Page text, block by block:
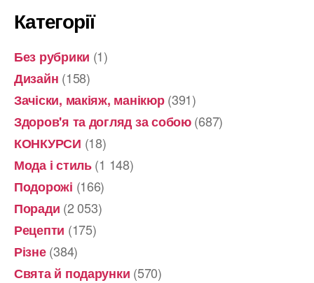
Категорії
Без рубрики (1)
Дизайн (158)
Зачіски, макіяж, манікюр(391)
Здоров'я та догляд за собою(687)
КОНКУРСИ (18)
Мода і стиль(1 148)
Подорожі (166)
Поради (2 053)
Рецепти (175)
Різне(384)
Свята й подарунки (570)